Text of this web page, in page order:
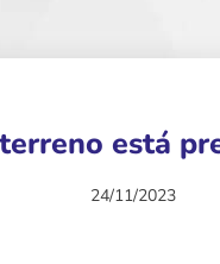
está
24/11/2023